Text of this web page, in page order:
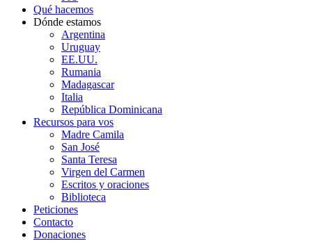
Qué hacemos
Dónde estamos
Argentina
Uruguay
EE.UU.
Rumania
Madagascar
Italia
República Dominicana
Recursos para vos
Madre Camila
San José
Santa Teresa
Virgen del Carmen
Escritos y oraciones
Biblioteca
Peticiones
Contacto
Donaciones